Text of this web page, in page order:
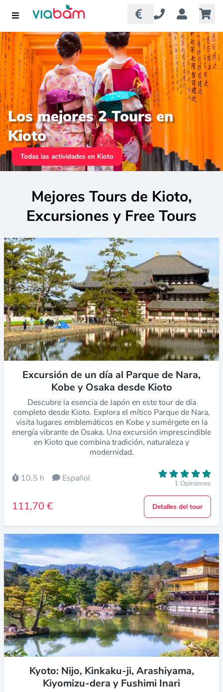
Los mejores 2 Tours en
Kioto
Todas las actividades en Kioto
Mejores Tours de Kioto,
Excursiones y Free Tours
Excursión de un día al Parque de Nara,
Kobe y Osaka desde Kioto
Descubre la esencia de Japón en este tour de día
completo desde Kioto. Explora el mítico Parque de Nara,
visita lugares emblemáticos en Kobe y sumérgete en la
energía vibrante de Osaka. Una excursión imprescindible
en Kioto que combina tradición, naturaleza y
modernidad.
10.5 h Español 1 Opiniones
111,70 € Detalles del tour
Kyoto: Nijo, Kinkaku-ji, Arashiyama,
Kiyomizu-dera y Fushimi Inari